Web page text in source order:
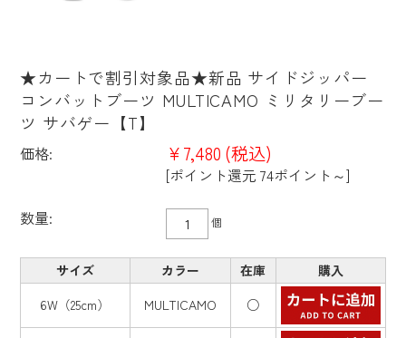
★カートで割引対象品★新品 サイドジッパー
コンバットブーツ MULTICAMO ミリタリーブー
ツ サバゲー【T】
価格: ¥7,480 (税込)
[ポイント還元 74ポイント～]
数量:
個
サイズ カラー 在庫
購入
6W（25cm）
MULTICAMO ○